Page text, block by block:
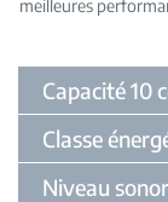
meilleures
Capacité 10
Classe
Niveau